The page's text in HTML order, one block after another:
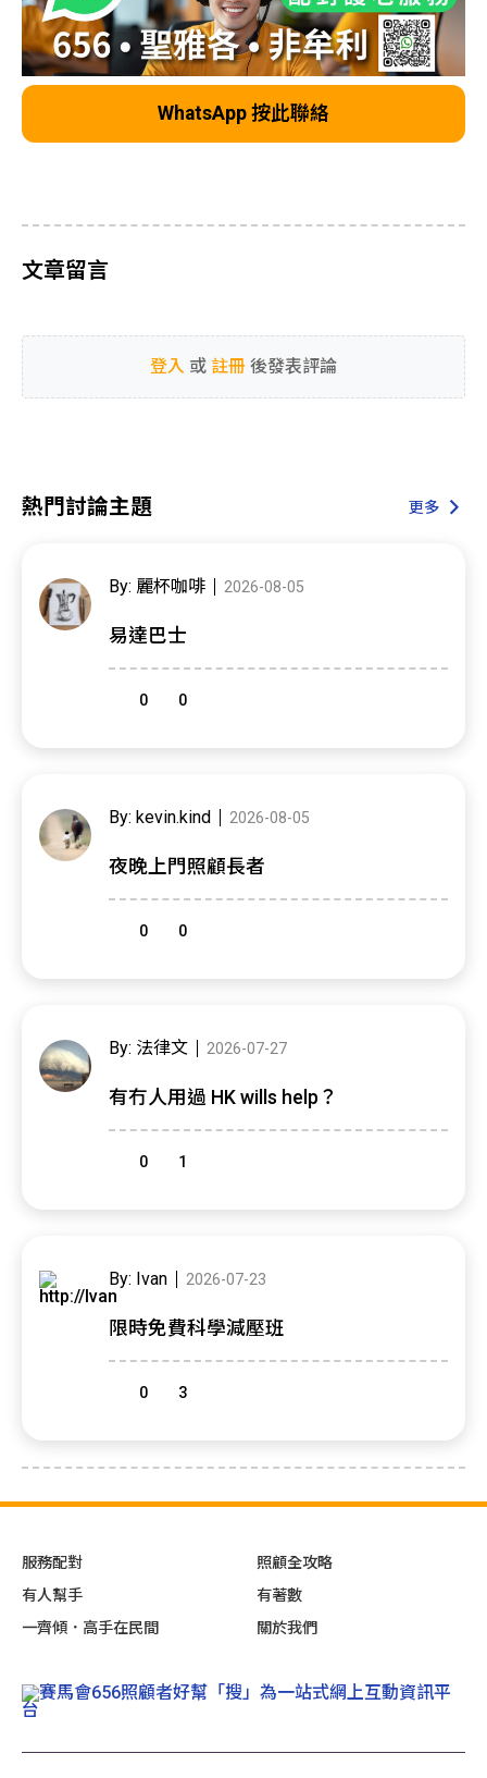
WhatsApp 按此聯絡
熱門討論主題 更多
By: 麗杯咖啡 2026-08-05
易達巴士
0 0
By: kevin.kind 2026-08-05
夜晚上門照顧長者
0 0
By: 法律文 2026-07-27
有冇人用過 HK wills help？
0 1
By: Ivan 2026-07-23
限時免費科學減壓班
0 3
文章留言
登入 或 註冊 後發表評論
服務配對
有人幫手
一齊傾．高手在民間
照顧全攻略
有著數
關於我們